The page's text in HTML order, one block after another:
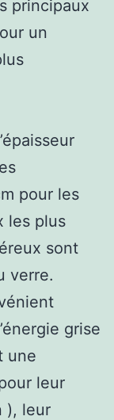
principaux
un
pour les
les plus
sont
verre.
grise
une
leur
), leur